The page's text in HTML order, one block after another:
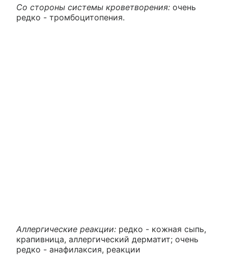
Со стороны системы кроветворения: очень
редко - тромбоцитопения.
Аллергические реакции: редко - кожная сыпь,
крапивница, аллергический дерматит; очень
редко - анафилаксия, реакции